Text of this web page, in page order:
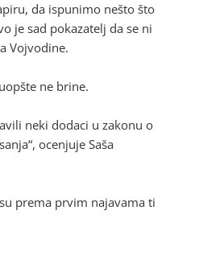
da ispunimo nešto što
je sad pokazatelj da se ni
Vojvodine.
ne brine.
neki dodaci u zakonu o
ocenjuje Saša
prema prvim najavama ti